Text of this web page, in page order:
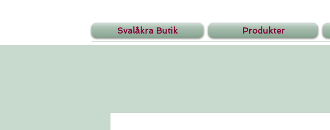
Svalåkra Butik Produkter